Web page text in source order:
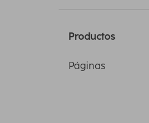
Productos
Páginas